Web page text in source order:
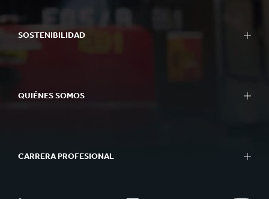
SOSTENIBILIDAD
QUIÉNES SOMOS
CARRERA PROFESIONAL